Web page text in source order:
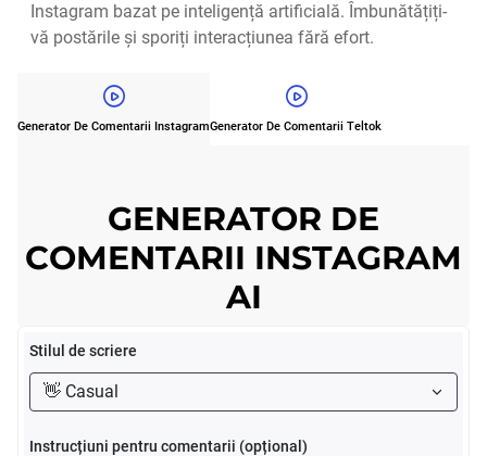
Instagram bazat pe inteligență artificială. Îmbunătățiți-
vă postările și sporiți interacțiunea fără efort.
Generator De Comentarii InstagramGenerator De Comentarii Teltok
GENERATOR DE
COMENTARII INSTAGRAM
AI
Stilul de scriere
👋 Casual
Instrucțiuni pentru comentarii (opțional)